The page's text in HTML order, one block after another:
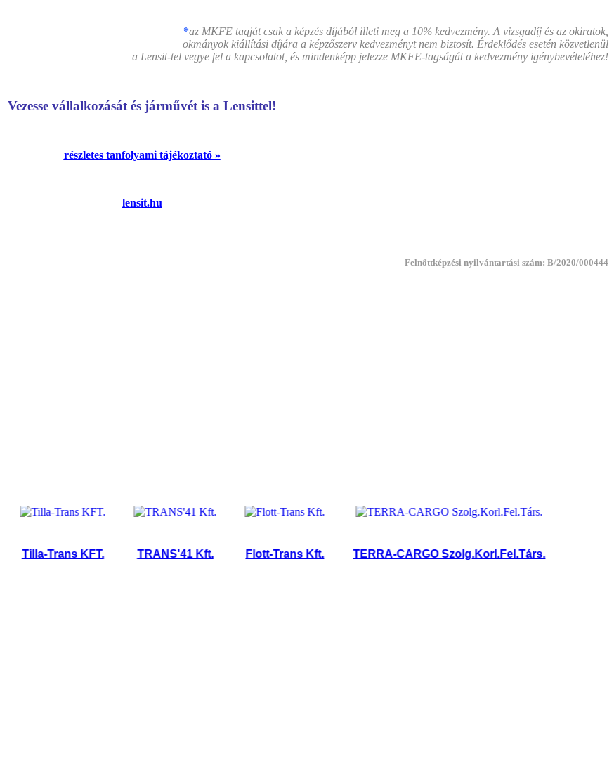
*az MKFE tagját csak a képzés díjából illeti meg a 10% kedvezmény. A vizsgadíj és az okiratok,
okmányok kiállítási díjára a képzőszerv kedvezményt nem biztosít. Érdeklődés esetén közvetlenül
a Lensit-tel vegye fel a kapcsolatot, és mindenképp jelezze MKFE-tagságát a kedvezmény igénybevételéhez!
Vezesse vállalkozását és járművét is a Lensittel!
részletes tanfolyami tájékoztató »
lensit.hu
Felnőttképzési nyilvántartási szám: B/2020/000444
Tilla-Trans KFT. TRANS'41 Kft. Flott-Trans Kft. TERRA-CARGO Szolg.Korl.Fel.Társ.